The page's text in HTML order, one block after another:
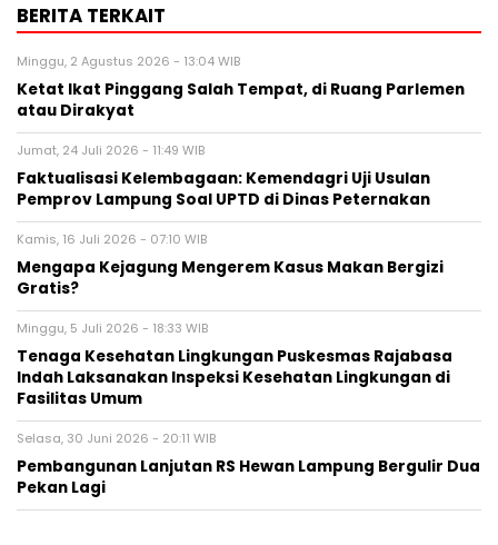
BERITA TERKAIT
Minggu, 2 Agustus 2026 - 13:04 WIB
Ketat Ikat Pinggang Salah Tempat, di Ruang Parlemen
atau Dirakyat
Jumat, 24 Juli 2026 - 11:49 WIB
Faktualisasi Kelembagaan: Kemendagri Uji Usulan
Pemprov Lampung Soal UPTD di Dinas Peternakan
Kamis, 16 Juli 2026 - 07:10 WIB
Mengapa Kejagung Mengerem Kasus Makan Bergizi
Gratis?
Minggu, 5 Juli 2026 - 18:33 WIB
Tenaga Kesehatan Lingkungan Puskesmas Rajabasa
Indah Laksanakan Inspeksi Kesehatan Lingkungan di
Fasilitas Umum
Selasa, 30 Juni 2026 - 20:11 WIB
Pembangunan Lanjutan RS Hewan Lampung Bergulir Dua
Pekan Lagi